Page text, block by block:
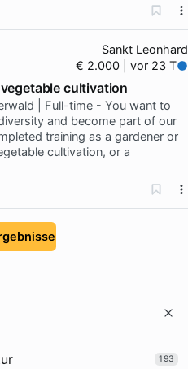
Sankt Leonhard
€ 2.000 | vor 23 T
cultivation
| Full-time - You want to
and become part of our
training as a gardener or
cultivation, or a
193